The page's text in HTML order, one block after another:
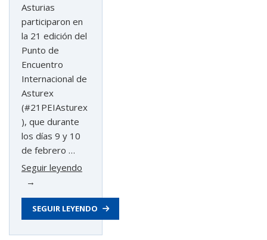
Asturias
participaron en
la 21 edición del
Punto de
Encuentro
Internacional de
Asturex
(#21PEIAsturex
), que durante
los días 9 y 10
de febrero …
Seguir leyendo
80
empresas
mantienen
SEGUIR LEYENDO